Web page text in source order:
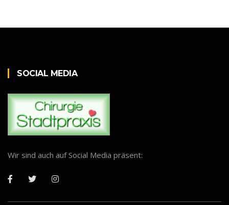
SOCIAL MEDIA
Wir sind auch auf Social Media präsent: